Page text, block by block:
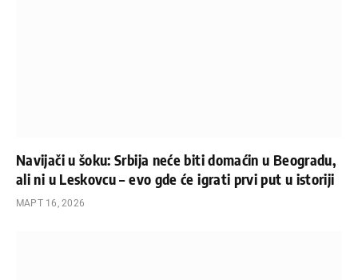
Navijači u šoku: Srbija neće biti domaćin u Beogradu,
ali ni u Leskovcu – evo gde će igrati prvi put u istoriji
МАРТ 16, 2026